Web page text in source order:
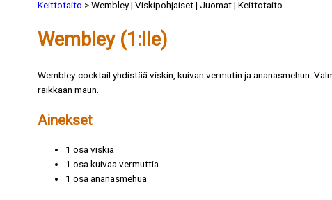
Keittotaito > Wembley | Viskipohjaiset | Juomat | Keittotaito
Wembley (1:lle)
Wembley-cocktail yhdistää viskin, kuivan vermutin ja ananasmehun.
raikkaan maun.
Ainekset
1 osa viskiä
1 osa kuivaa vermuttia
1 osa ananasmehua